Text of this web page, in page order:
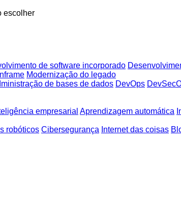
escolher
de software incorporado
Modernização do legado
de bases de dados DevOps
empresarial Aprendizagem automática
robóticos Cibersegurança Internet das coisas